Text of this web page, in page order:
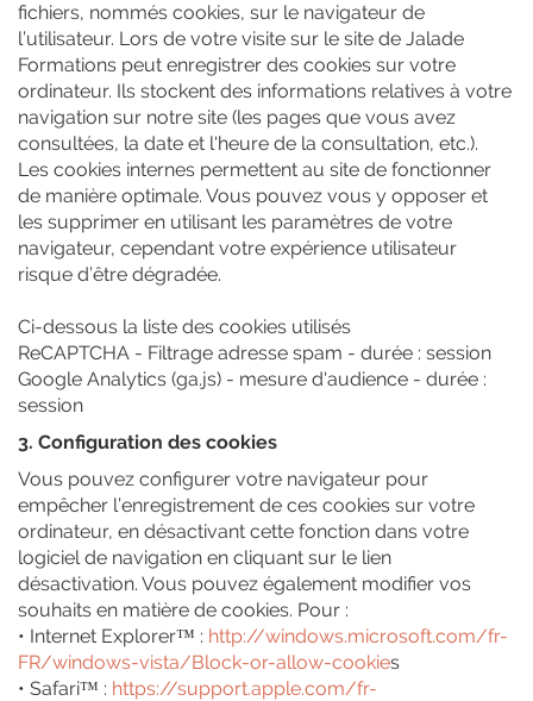
fichiers, nommés cookies, sur le navigateur de
l’utilisateur. Lors de votre visite sur le site de Jalade
Formations peut enregistrer des cookies sur votre
ordinateur. Ils stockent des informations relatives à votre
navigation sur notre site (les pages que vous avez
consultées, la date et l'heure de la consultation, etc.).
Les cookies internes permettent au site de fonctionner
de manière optimale. Vous pouvez vous y opposer et
les supprimer en utilisant les paramètres de votre
navigateur, cependant votre expérience utilisateur
risque d’être dégradée.
Ci-dessous la liste des cookies utilisés
ReCAPTCHA - Filtrage adresse spam - durée : session
Google Analytics (ga.js) - mesure d'audience - durée :
session
3. Configuration des cookies
Vous pouvez configurer votre navigateur pour
empêcher l’enregistrement de ces cookies sur votre
ordinateur, en désactivant cette fonction dans votre
logiciel de navigation en cliquant sur le lien
désactivation. Vous pouvez également modifier vos
souhaits en matière de cookies. Pour :
• Internet Explorer™ : http://windows.microsoft.com/fr-
FR/windows-vista/Block-or-allow-cookies
• Safari™ : https://support.apple.com/fr-